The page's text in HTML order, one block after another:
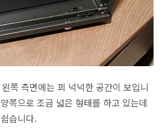
쪽 측면에는 꾀 넉넉한 공간이 보입니
쪽으로 조금 넓은 형태를 하고 있는데
습니다.